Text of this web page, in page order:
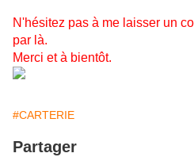
N'hésitez pas à me laisser un
par là.
Merci et à bientôt.
#CARTERIE
Partager